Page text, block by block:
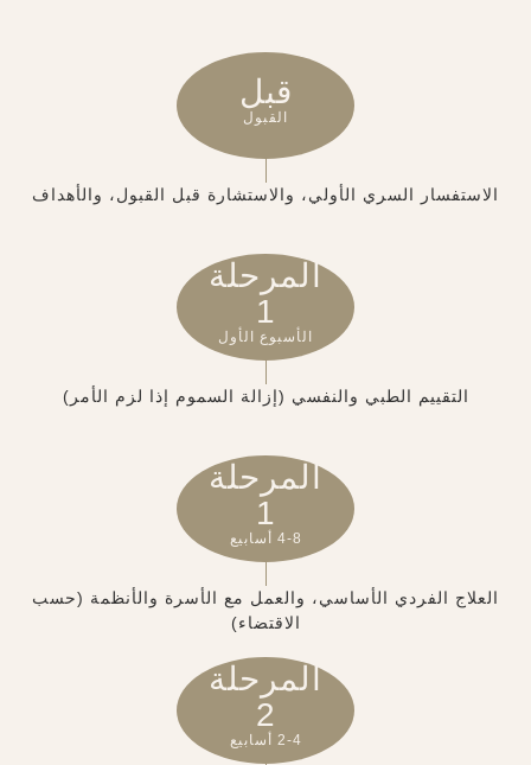
قبل
القبول
الاستفسار السري الأولي، والاستشارة قبل القبول، والأهداف
المرحلة
1
الأسبوع الأول
التقييم الطبي والنفسي (إزالة السموم إذا لزم الأمر)
المرحلة
1
4-8 أسابيع
العلاج الفردي الأساسي، والعمل مع الأسرة والأنظمة (حسب
الاقتضاء)
المرحلة
2
2-4 أسابيع